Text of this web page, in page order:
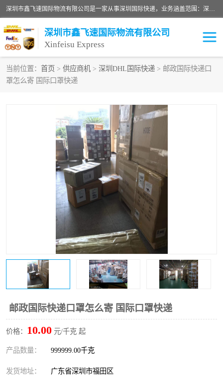
深圳市鑫飞速国际物流有限公司是一家从事深圳国际快递，业务涵盖范围：深圳DHL国际快递、深圳国际快递公司、深圳国际物流公司、深圳国际快递、深圳DHL国际快递电话可拨打全国服务热线：15019287411。欢迎各位亲来人来电到我司洽谈合作。
深圳市鑫飞速国际物流有限公司
Xinfeisu Express
当前位置： 首页 > 供应商机 > 深圳DHL国际快递 > 邮政国际快递口
罩怎么寄 国际口罩快递
邮政国际快递口罩怎么寄 国际口罩快递
价格： 10.00 元/千克 起
产品数量： 999999.00千克
发货地址： 广东省深圳市福田区
联邦快递
巴西快递
深圳DHL国际快递 伊朗快递
UPS国际快递 深圳国际快递公司
深圳国际物流公司 深圳国际快递电话
DHL国际快递电话 深圳国际快递
新能源电池出口物流